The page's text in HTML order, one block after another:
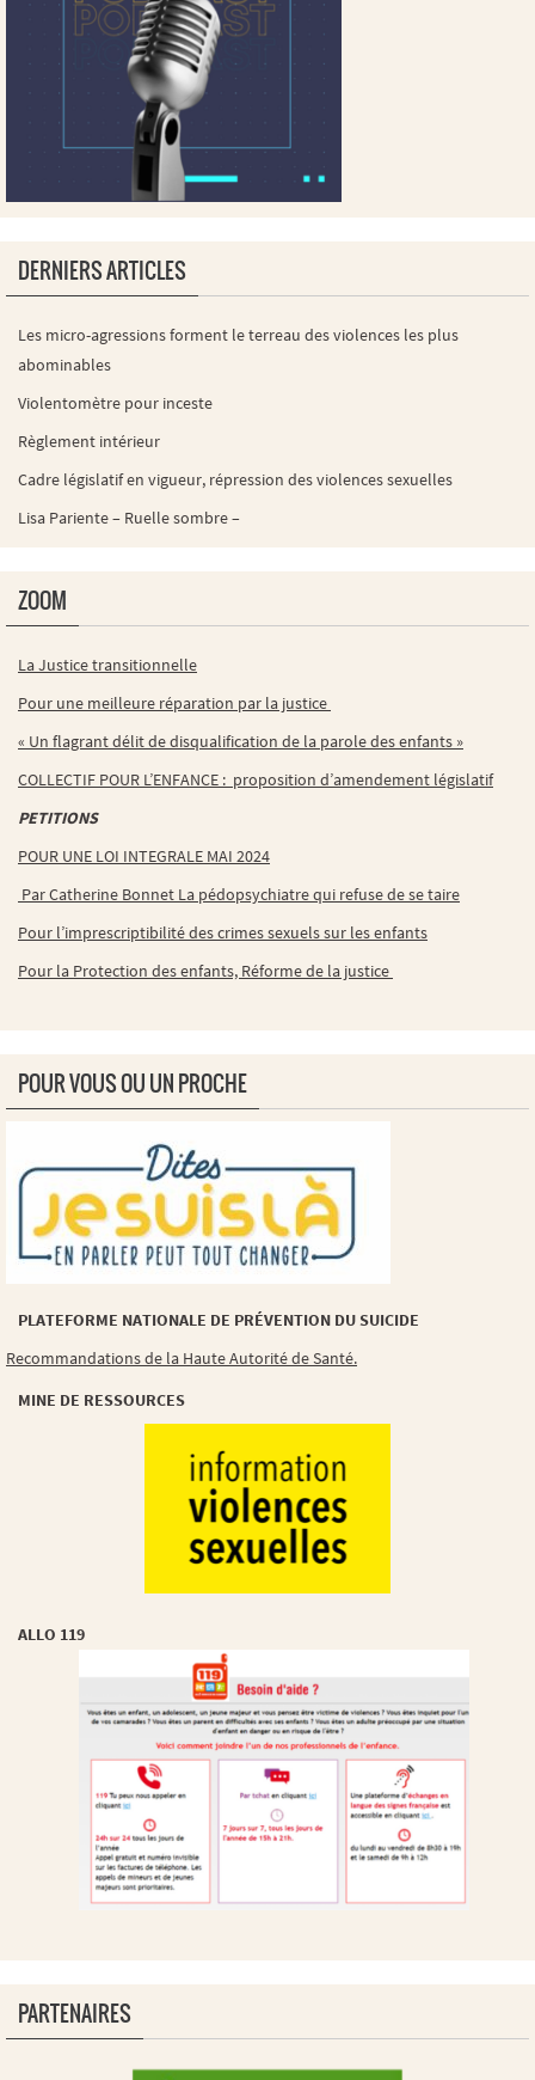
DERNIERS ARTICLES
Les micro-agressions forment le terreau des violences les plus
abominables
Violentomètre pour inceste
Règlement intérieur
Cadre législatif en vigueur, répression des violences sexuelles
Lisa Pariente – Ruelle sombre –
ZOOM
La Justice transitionnelle
Pour une meilleure réparation par la justice
« Un flagrant délit de disqualification de la parole des enfants »
COLLECTIF POUR L’ENFANCE : proposition d’amendement législatif
PETITIONS
POUR UNE LOI INTEGRALE MAI 2024
Par Catherine Bonnet La pédopsychiatre qui refuse de se taire
Pour l’imprescriptibilité des crimes sexuels sur les enfants
Pour la Protection des enfants, Réforme de la justice
POUR VOUS OU UN PROCHE
PLATEFORME NATIONALE DE PRÉVENTION DU SUICIDE
Recommandations de la Haute Autorité de Santé.
MINE DE RESSOURCES
ALLO 119
PARTENAIRES